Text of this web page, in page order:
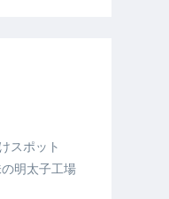
スポット
明太子工場